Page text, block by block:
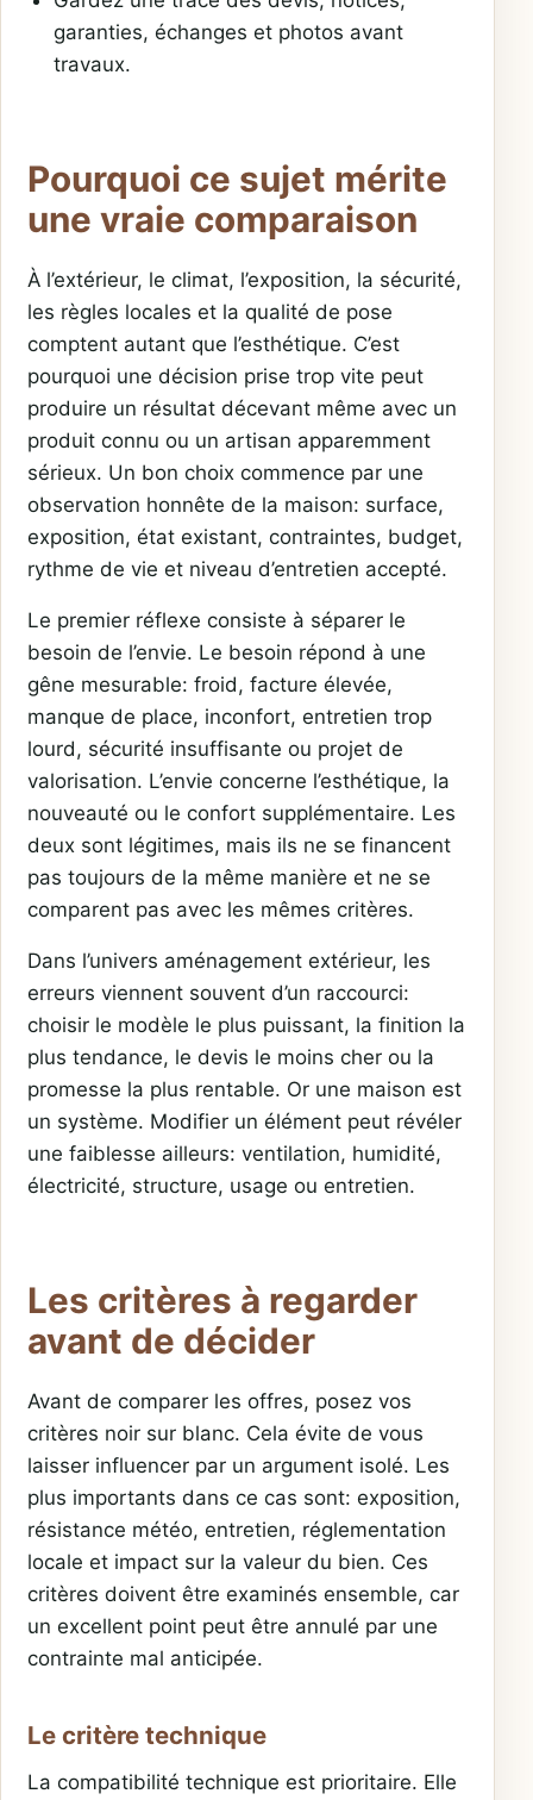
garanties, échanges et photos avant
travaux.
Pourquoi ce sujet mérite
une vraie comparaison
À l’extérieur, le climat, l’exposition, la sécurité,
les règles locales et la qualité de pose
comptent autant que l’esthétique. C’est
pourquoi une décision prise trop vite peut
produire un résultat décevant même avec un
produit connu ou un artisan apparemment
sérieux. Un bon choix commence par une
observation honnête de la maison: surface,
exposition, état existant, contraintes, budget,
rythme de vie et niveau d’entretien accepté.
Le premier réflexe consiste à séparer le
besoin de l’envie. Le besoin répond à une
gêne mesurable: froid, facture élevée,
manque de place, inconfort, entretien trop
lourd, sécurité insuffisante ou projet de
valorisation. L’envie concerne l’esthétique, la
nouveauté ou le confort supplémentaire. Les
deux sont légitimes, mais ils ne se financent
pas toujours de la même manière et ne se
comparent pas avec les mêmes critères.
Dans l’univers aménagement extérieur, les
erreurs viennent souvent d’un raccourci:
choisir le modèle le plus puissant, la finition la
plus tendance, le devis le moins cher ou la
promesse la plus rentable. Or une maison est
un système. Modifier un élément peut révéler
une faiblesse ailleurs: ventilation, humidité,
électricité, structure, usage ou entretien.
Les critères à regarder
avant de décider
Avant de comparer les offres, posez vos
critères noir sur blanc. Cela évite de vous
laisser influencer par un argument isolé. Les
plus importants dans ce cas sont: exposition,
résistance météo, entretien, réglementation
locale et impact sur la valeur du bien. Ces
critères doivent être examinés ensemble, car
un excellent point peut être annulé par une
contrainte mal anticipée.
Le critère technique
La compatibilité technique est prioritaire. Elle